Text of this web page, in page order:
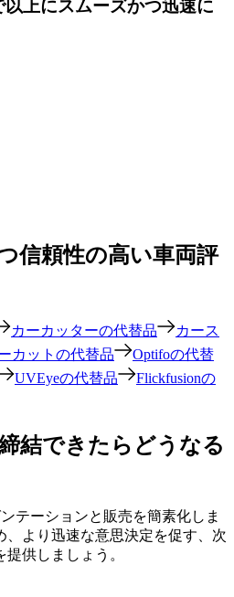
上にスムーズかつ迅速に
信頼性の高い車両評
カーカッターの代替品
カース
カットの代替品
Optifoの代替
UVEyeの代替品
Flickfusionの
結できたらどうなる
テーションと販売を簡素化しま
、より迅速な意思決定を促す、次
供しましょう。